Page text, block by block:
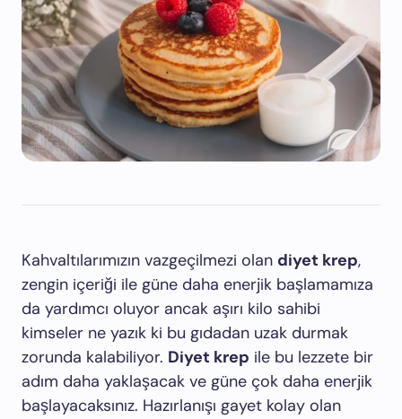
Kahvaltılarımızın vazgeçilmezi olan diyet krep,
zengin içeriği ile güne daha enerjik başlamamıza
da yardımcı oluyor ancak aşırı kilo sahibi
kimseler ne yazık ki bu gıdadan uzak durmak
zorunda kalabiliyor. Diyet krep ile bu lezzete bir
adım daha yaklaşacak ve güne çok daha enerjik
başlayacaksınız. Hazırlanışı gayet kolay olan